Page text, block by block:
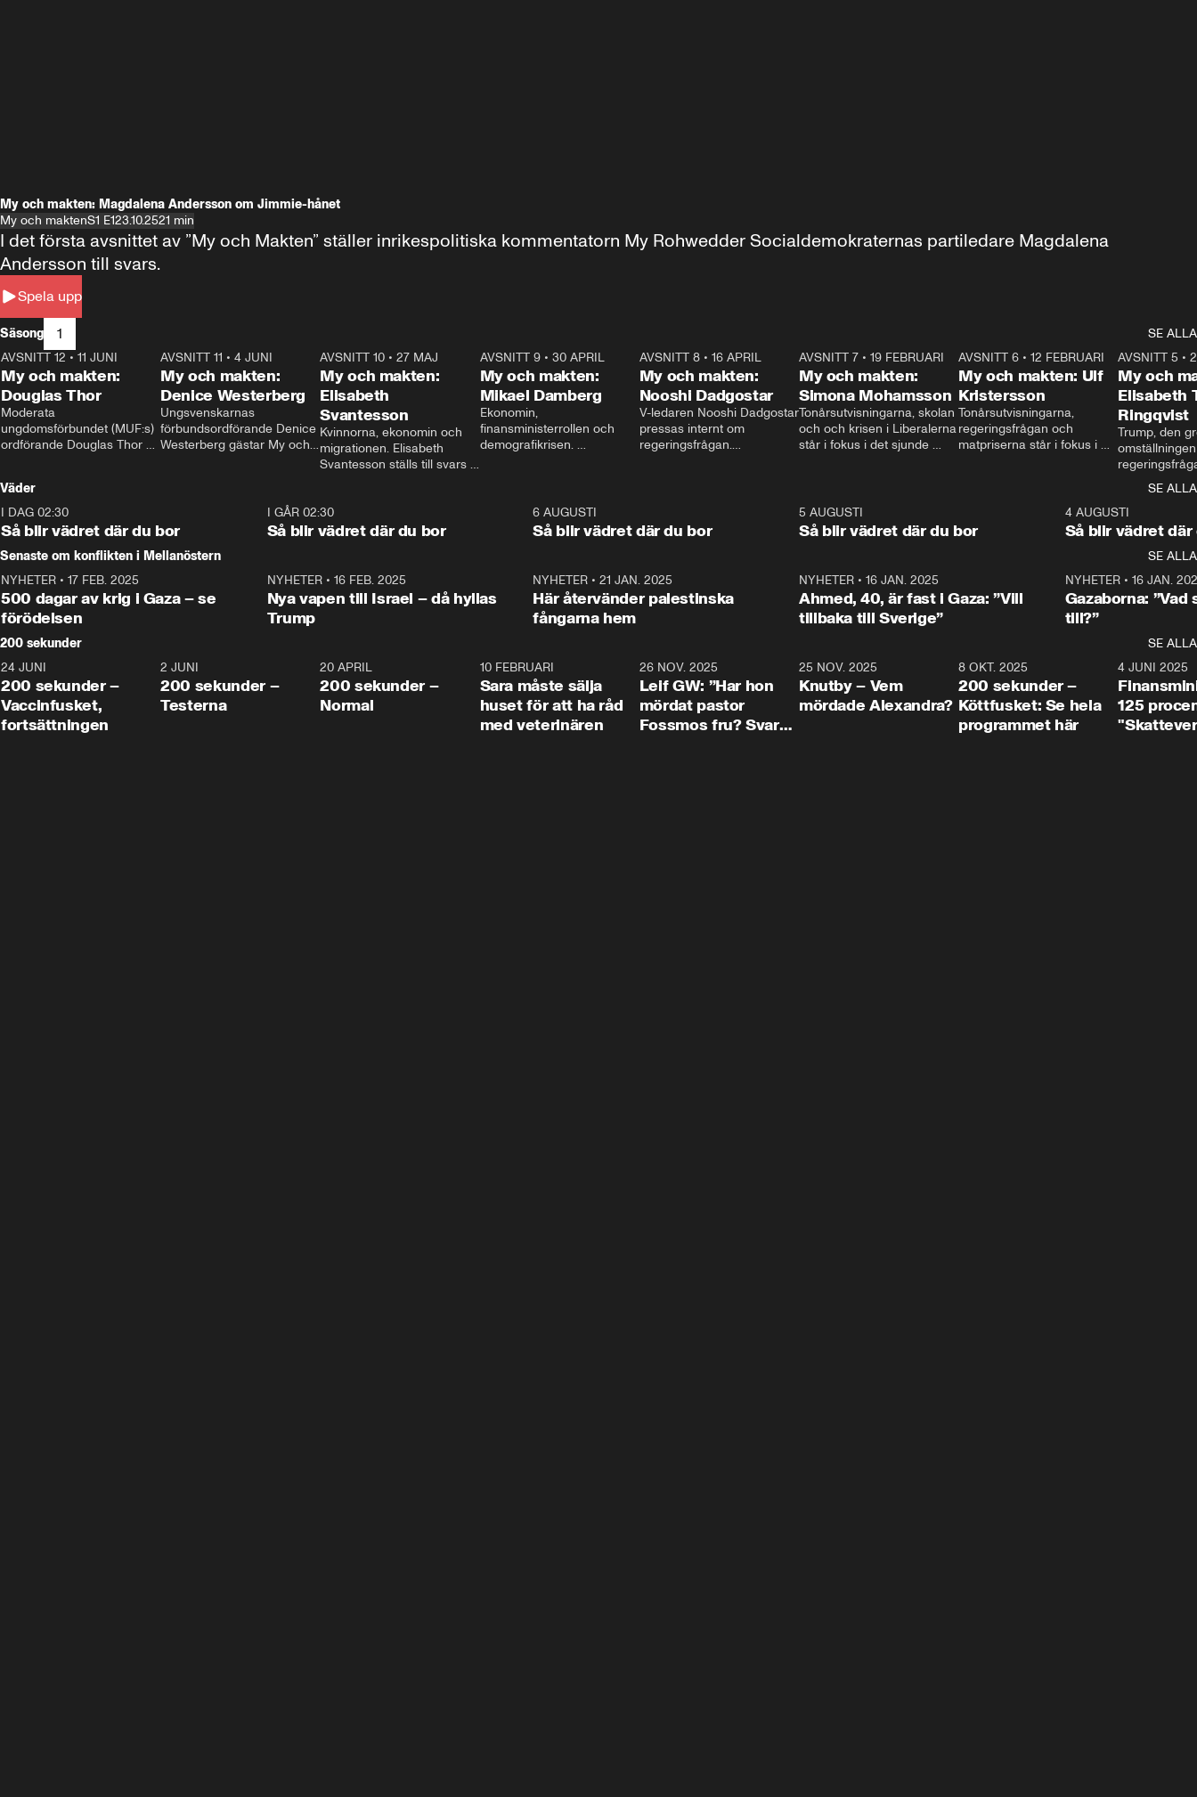
My och makten: Magdalena Andersson om Jimmie-hånet
My och maktenS1 E123.10.2521 min
Spela upp
I det första avsnittet av ”My och Makten” ställer inrikespolitiska kommentatorn My Rohwedder Socialdemokraternas partiledare Magdalena
Andersson till svars.
Säsong 1
SE ALLA
26:27
AVSNITT 12 • 11 JUNI
My och makten:
Douglas Thor
Moderata
ungdomsförbundet (MUF:s)
ordförande Douglas Thor
tonårsutvisningarna och hur
Moderaterna ska locka
väljare till valet i höst.
23:40
AVSNITT 11 •4 JUNI
My och makten:
Denice Westerberg
Ungsvenskarnas
förbundsordförande Denice
Westerberg gästar My och
AVSNITT 10 •27 MAJ
My och makten:
Elisabeth
Svantesson
Kvinnorna, ekonomin och
migrationen. Elisabeth
Svantesson ställs till svars
AVSNITT 9• 30 APRIL
My och makten:
Mikael Damberg
Ekonomin,
finansministerrollen och
demografikrisen.
och Makten.
AVSNITT 8• 16 APRIL
My och makten:
Nooshi Dadgostar
V-ledaren Nooshi Dadgostar
pressas internt om
regeringsfrågan.
– Vi ställer upp i val. Ska vi
vara med så sitter vi förstås
24:30
AVSNITT 7• 19 FEBRUARI
My och makten:
Simona Mohamsson
Tonårsutvisningarna, skolan
och och krisen i Liberalerna
står i fokus i det sjunde
kommentator My
Rohwedder ställer
utbildnings- och
Mohamsson till svars.
27:30
AVSNITT 6 •12 FEBRUARI
My och makten: Ulf
Kristersson
Tonårsutvisningarna,
regeringsfrågan och
matpriserna står i fokus i
Rohwedder ställer
statsminister Ulf Kristersson
AVSNITT 5 •
My och
Elisabeth
Ringqvist
Trump, den
centrum i
avsnittet av
Makten”. Se
Aftonbladets
Rohwedder
Thand Ring
Väder
SE ALLA
I DAG 02:30
Så blir vädret där du bor
1:06
I GÅR 02:30
Så blir vädret där du bor
6 AUGUSTI
Så blir vädret där du bor
5 AUGUSTI
Så blir vädret där du bor
4 AUGUSTI
Så blir vädret där
Senaste om konflikten i Mellanöstern
SE ALLA
NYHETER • 17 FEB. 2025
500 dagar av krig i Gaza – se
förödelsen
NYHETER• 16 FEB. 2025
Nya vapen till Israel – då hyllas
Trump
NYHETER •21 JAN. 2025
Här återvänder palestinska
fångarna hem
NYHETER• 16 JAN. 2025
Ahmed, 40, är fast i Gaza: ”Vill
tillbaka till Sverige”
NYHETER• 16 JAN.
Gazaborna:
till?”
200 sekunder
SE ALLA
5:00
24 JUNI
200 sekunder –
Vaccinfusket,
fortsättningen
4:23
2 JUNI
200 sekunder –
Testerna
20 APRIL
200 sekunder –
Normal
10 FEBRUARI
Sara måste sälja
huset för att ha råd
med veterinären
26 NOV. 2025
Leif GW: ”Har hon
mördat pastor
Fossmos fru? Svar
31:05
25 NOV. 2025
Knutby – Vem
mördade Alexandra?
4:29
8 OKT. 2025
200 sekunder –
Köttfusket: Se hela
programmet här
4 JUNI 2025
125